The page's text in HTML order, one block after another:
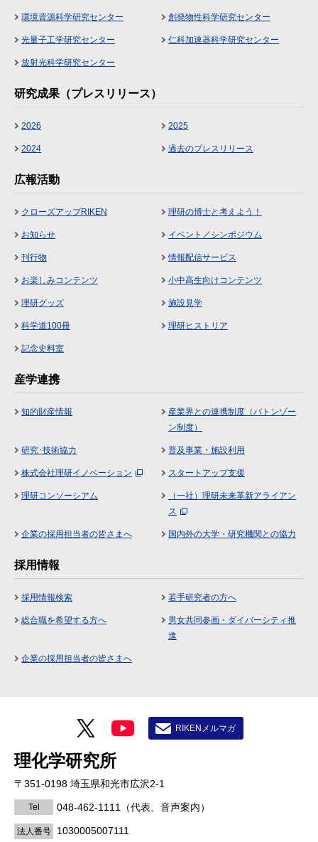
環境資源科学研究センター 創発物性科学研究センター
光量子工学研究センター 仁科加速器科学研究センター
放射光科学研究センター
研究成果（プレスリリース）
2026 2025
2024 過去のプレスリリース
広報活動
クローズアップRIKEN 理研の博士と考えよう！
お知らせ イベント／シンポジウム
刊行物 情報配信サービス
お楽しみコンテンツ 小中高生向けコンテンツ
理研グッズ 施設見学
科学道100冊 理研ヒストリア
記念史料室
産学連携
知的財産情報
産業界との連携制度（バトンゾー
ン制度）
研究･技術協力 普及事業・施設利用
株式会社理研イノベーション スタートアップ支援
理研コンソーシアム
（一社）理研未来革新アライアン
ス
企業の採用担当者の皆さまへ 国内外の大学・研究機関との協力
採用情報
採用情報検索 若手研究者の方へ
総合職を希望する方へ
男女共同参画・ダイバーシティ推
進
企業の採用担当者の皆さまへ
理化学研究所
〒351-0198 埼玉県和光市広沢2-1
Tel 048-462-1111 （代表、音声案内）
法人番号 1030005007111
RIKENメルマガ